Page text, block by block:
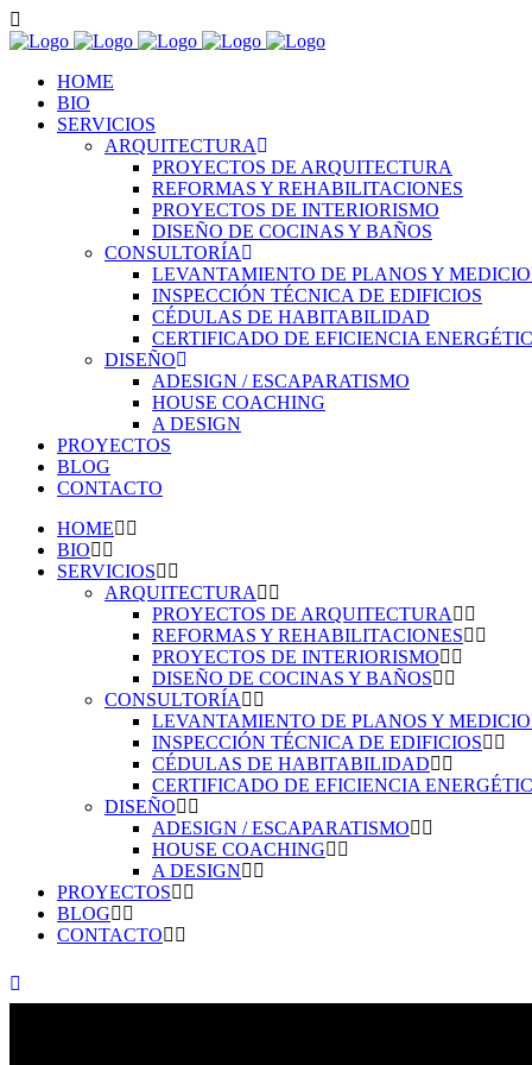
HOME
BIO
SERVICIOS
ARQUITECTURA
PROYECTOS DE ARQUITECTURA
REFORMAS Y REHABILITACIONES
PROYECTOS DE INTERIORISMO
DISEÑO DE COCINAS Y BAÑOS
CONSULTORÍA
LEVANTAMIENTO DE PLANOS Y
INSPECCIÓN TÉCNICA DE EDIFICIOS
CÉDULAS DE HABITABILIDAD
CERTIFICADO DE EFICIENCIA
DISEÑO
ADESIGN / ESCAPARATISMO
HOUSE COACHING
A DESIGN
PROYECTOS
BLOG
CONTACTO
HOME
BIO
SERVICIOS
ARQUITECTURA
PROYECTOS DE ARQUITECTURA
REFORMAS Y REHABILITACIONES
PROYECTOS DE INTERIORISMO
DISEÑO DE COCINAS Y BAÑOS
CONSULTORÍA
LEVANTAMIENTO DE PLANOS Y
INSPECCIÓN TÉCNICA DE EDIFICIOS
CÉDULAS DE HABITABILIDAD
CERTIFICADO DE EFICIENCIA
DISEÑO
ADESIGN / ESCAPARATISMO
HOUSE COACHING
A DESIGN
PROYECTOS
BLOG
CONTACTO